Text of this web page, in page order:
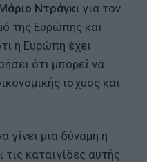
Ντράγκι για τον
της Ευρώπης και
η Ευρώπη έχει
ότι μπορεί να
ισχύος και
μια δύναμη η
καταιγίδες αυτής